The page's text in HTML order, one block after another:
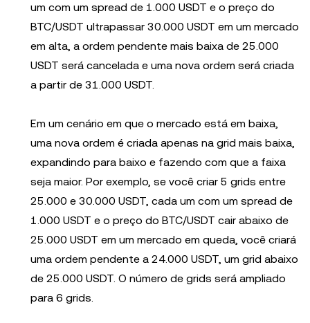
um com um spread de 1.000 USDT e o preço do
BTC/USDT ultrapassar 30.000 USDT em um mercado
em alta, a ordem pendente mais baixa de 25.000
USDT será cancelada e uma nova ordem será criada
a partir de 31.000 USDT.
Em um cenário em que o mercado está em baixa,
uma nova ordem é criada apenas na grid mais baixa,
expandindo para baixo e fazendo com que a faixa
seja maior. Por exemplo, se você criar 5 grids entre
25.000 e 30.000 USDT, cada um com um spread de
1.000 USDT e o preço do BTC/USDT cair abaixo de
25.000 USDT em um mercado em queda, você criará
uma ordem pendente a 24.000 USDT, um grid abaixo
de 25.000 USDT. O número de grids será ampliado
para 6 grids.